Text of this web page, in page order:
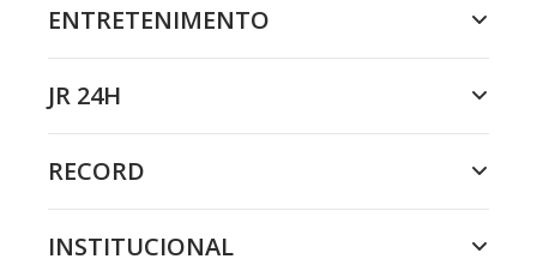
ENTRETENIMENTO
JR 24H
RECORD
INSTITUCIONAL